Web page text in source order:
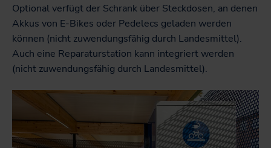
Optional verfügt der Schrank über Steckdosen, an denen
Akkus von E-Bikes oder Pedelecs geladen werden
können (nicht zuwendungsfähig durch Landesmittel).
Auch eine Reparaturstation kann integriert werden
(nicht zuwendungsfähig durch Landesmittel).